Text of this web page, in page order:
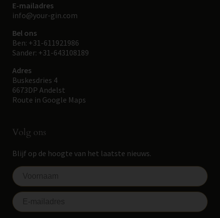
E-mailadres
info@your-gin.com
Bel ons
Ben: +31-611921986
Sander: +31-643108189
Adres
Buskesdries 4
6673DP Andelst
Route in Google Maps
Volg ons
Blijf op de hoogte van het laatste nieuws.